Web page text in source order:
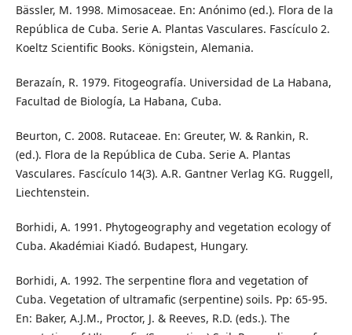
Bässler, M. 1998. Mimosaceae. En: Anónimo (ed.). Flora de la
República de Cuba. Serie A. Plantas Vasculares. Fascículo 2.
Koeltz Scientific Books. Königstein, Alemania.
Berazaín, R. 1979. Fitogeografía. Universidad de La Habana,
Facultad de Biología, La Habana, Cuba.
Beurton, C. 2008. Rutaceae. En: Greuter, W. & Rankin, R.
(ed.). Flora de la República de Cuba. Serie A. Plantas
Vasculares. Fascículo 14(3). A.R. Gantner Verlag KG. Ruggell,
Liechtenstein.
Borhidi, A. 1991. Phytogeography and vegetation ecology of
Cuba. Akadémiai Kiadó. Budapest, Hungary.
Borhidi, A. 1992. The serpentine flora and vegetation of
Cuba. Vegetation of ultramafic (serpentine) soils. Pp: 65-95.
En: Baker, A.J.M., Proctor, J. & Reeves, R.D. (eds.). The